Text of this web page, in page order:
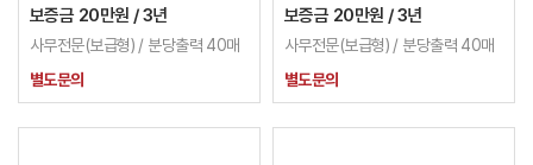
보증금 20만원 / 3년
사무전문(보급형) / 분당출력 40매
별도문의
보증금 20만원 / 3년
사무전문(보급형) / 분당출력 40매
별도문의